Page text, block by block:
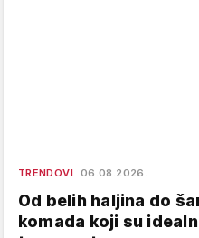
TRENDOVI 06.08.2026.
Od belih haljina do
komada koji su